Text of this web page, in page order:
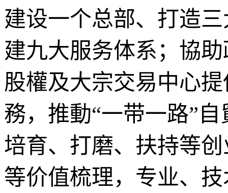
建设一个总部、打造
建九大服务体系；協
股權及大宗交易中心
務，推動“一带一路”
培育、打磨、扶持等
等价值梳理，专业、